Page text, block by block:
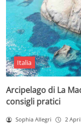
Italia
Arcipelago di La
consigli pratici
Sophia Allegri 2